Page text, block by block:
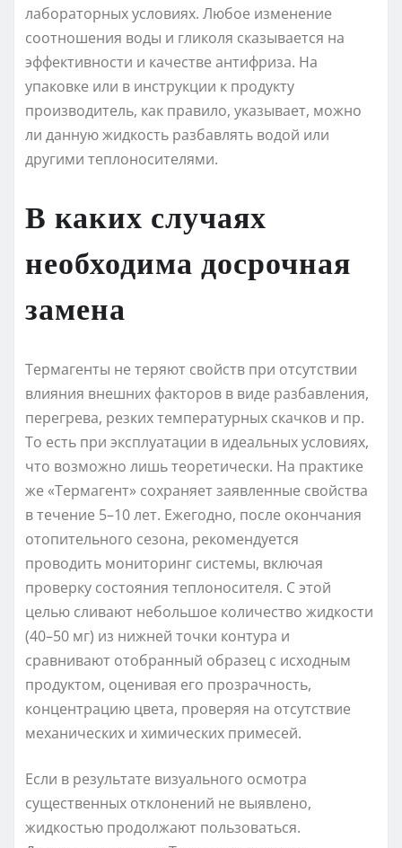
лабораторных условиях. Любое изменение
соотношения воды и гликоля сказывается на
эффективности и качестве антифриза. На
упаковке или в инструкции к продукту
производитель, как правило, указывает, можно
ли данную жидкость разбавлять водой или
другими теплоносителями.
В каких случаях
необходима досрочная
замена
Термагенты не теряют свойств при отсутствии
влияния внешних факторов в виде разбавления,
перегрева, резких температурных скачков и пр.
То есть при эксплуатации в идеальных условиях,
что возможно лишь теоретически. На практике
же «Термагент» сохраняет заявленные свойства
в течение 5–10 лет. Ежегодно, после окончания
отопительного сезона, рекомендуется
проводить мониторинг системы, включая
проверку состояния теплоносителя. С этой
целью сливают небольшое количество жидкости
(40–50 мг) из нижней точки контура и
сравнивают отобранный образец с исходным
продуктом, оценивая его прозрачность,
концентрацию цвета, проверяя на отсутствие
механических и химических примесей.
Если в результате визуального осмотра
существенных отклонений не выявлено,
жидкостью продолжают пользоваться.